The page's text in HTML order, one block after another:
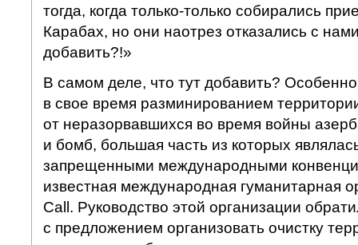
тогда, когда только-только собирались
Карабах, но они наотрез отказались с
добавить?!»
В самом деле, что тут добавить?
в свое время разминированием
от неразорвавшихся во время войны
и бомб, большая часть из которых
запрещенными международными
известная международная гуманитарная
Call. Руководство этой организации
с предложением организовать очистку